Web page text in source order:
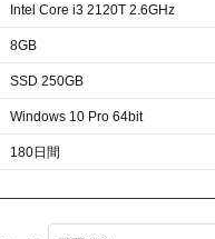
Intel Core i3 2120T 2.6GHz
8GB
SSD 250GB
Windows 10 Pro 64bit
180日間